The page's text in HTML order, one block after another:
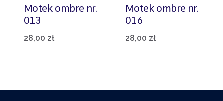
Motek ombre nr.
013
28,00 zł
Motek ombre nr.
016
28,00 zł